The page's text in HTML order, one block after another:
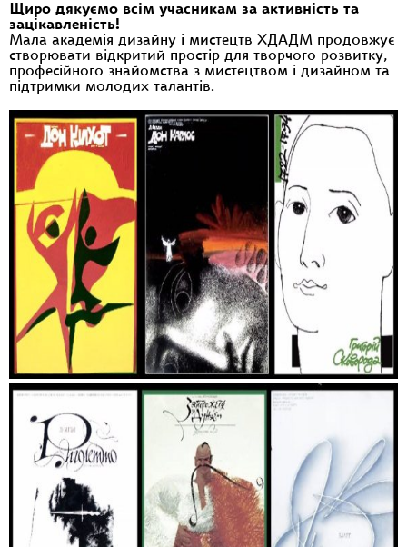
Щиро дякуємо всім учасникам за активність та
зацікавленість!
Мала академія дизайну і мистецтв ХДАДМ продовжує
створювати відкритий простір для творчого розвитку,
професійного знайомства з мистецтвом і дизайном та
підтримки молодих талантів.